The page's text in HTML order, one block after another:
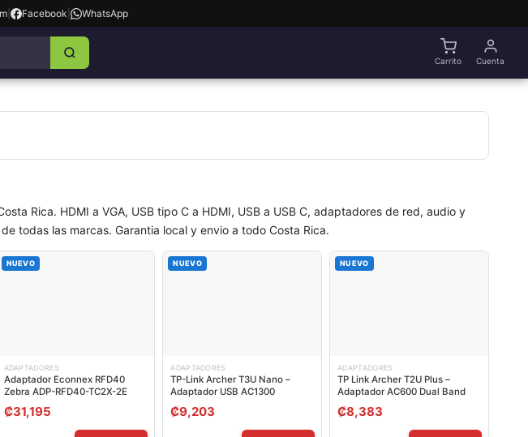
Facebook WhatsApp
Carrito Cuenta
Rica. HDMI a VGA, USB tipo C a HDMI, USB a USB C, adaptadores de red, audio y
todas las marcas. Garantia local y envio a todo Costa Rica.
NUEVO
ADAPTADORES
Adaptador Econnex RFD40
Zebra ADP-RFD40-TC2X-2E
₡31,195
NUEVO
ADAPTADORES
TP-Link Archer T3U Nano –
Adaptador USB AC1300
₡9,203
NUEVO
ADAPTADORES
TP Link Archer T2U Plus –
Adaptador AC600 Dual Band
₡8,383